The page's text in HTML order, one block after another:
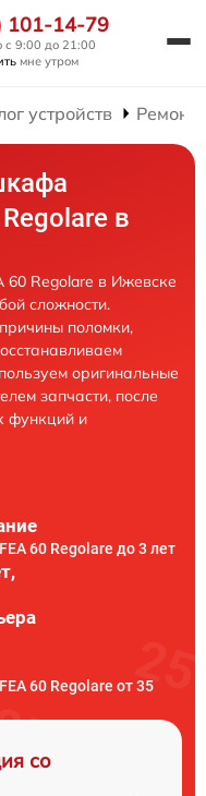
101-14-79
с 9:00 до 21:00
мне утром
устройств
в
60 Regolare в Ижевске
сложности.
поломки,
оригинальные
запчасти, после
функций и
60 Regolare до 3 лет
60 Regolare от 35
со